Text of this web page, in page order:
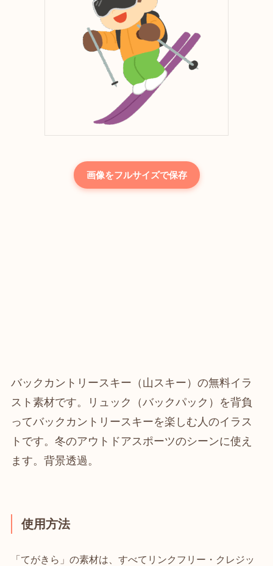
画像をフルサイズで保存
バックカントリースキー（山スキー）の無料イラ
スト素材です。リュック（バックパック）を背負
ってバックカントリースキーを楽しむ人のイラス
トです。冬のアウトドアスポーツのシーンに使え
ます。背景透過。
使用方法
「てがきら」の素材は、すべてリンクフリー・クレジッ